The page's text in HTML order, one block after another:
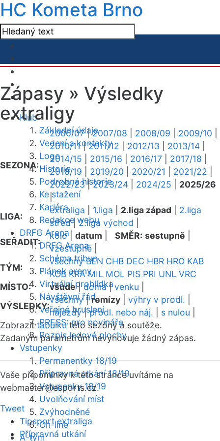
HC Kometa Brno
Klub
Základní údaje
Vedení a kontakty
Logo
Historie
Podrobná historie
Ke stažení
Kariéra
Redakce webu
DRFG Arena
DRFG Arena
Schéma tribun
Plánek areny
Virtuální prohlídka
Návštěvní řád
Veřejné bruslení
PRESS: pro novináře
Rozpis ledové plochy
Vstupenky
Permanentky 18/19
Přípravná utkání 18/19
Vstupenky 18/19
Uvolňování míst
Zvýhodněné
On-line
A-tým
Zápasy » Výsledky
extraligy
SEZONA:
2006/07|2007/08 2008/09 2009/10
2010/11|2011/12 2012/13 2013/14
2014/15
2015/16 2016/17 2017/18
2018/19
2019/20 2020/21 2021/22
2022/23|2023/24 2024/25
2025/26
|
LIGA:
extraliga 1.liga 2.liga západ
2.liga
střed|2.liga východ
SEŘADIT:
kolo| datum SMĚR: sestupně
vzestupně
TÝM:
všechny BEN CHB DEC HBR HRO KAB
KOB KRA MIL MOL PIS PRI UNL VRC
MÍSTO:
všude|doma|venku
VÝSLEDKY:
všechny|remízy výhry v prodl.
nájezdy|prodl. nebo náj. s nulou
Zobrazittabulkutéto sezóny a soutěže.
Zadaným parametrům nevyhovuje žádný zápas.
Vaše připomínky k této stránce uvítáme na
webmaster@esports.cz.
Tweet
Tipsport extraliga
Přípravná utkání